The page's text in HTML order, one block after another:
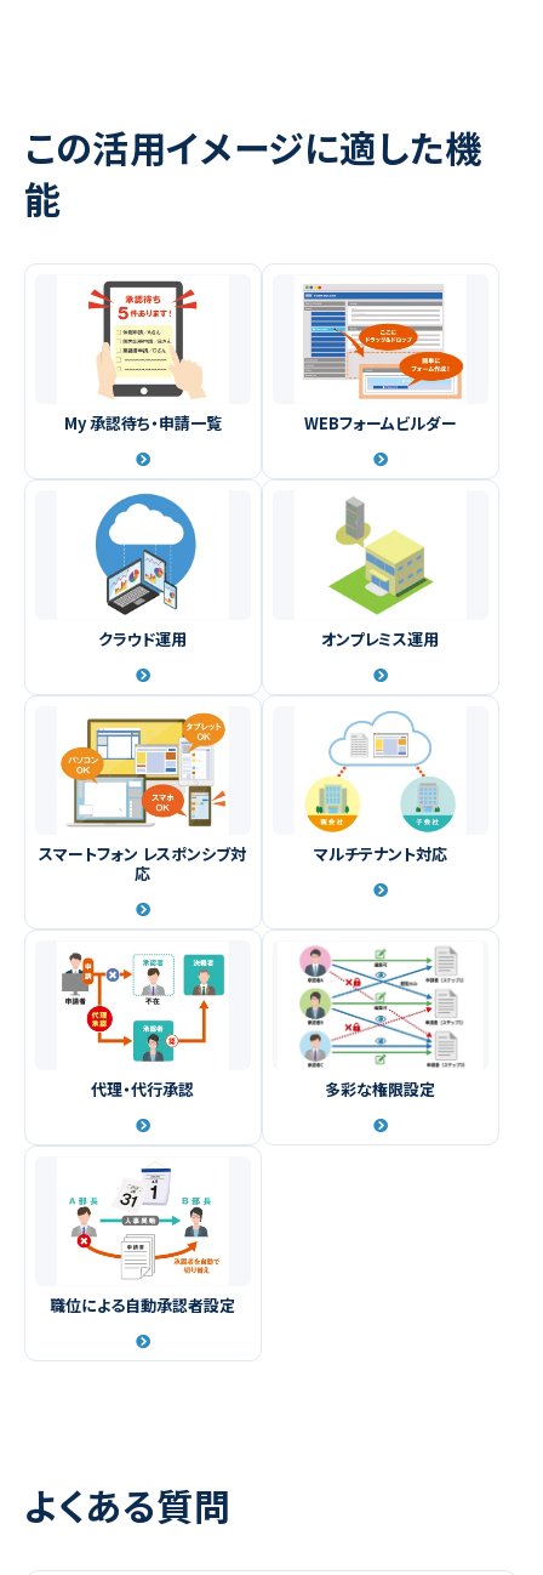
この活用イメージに適した機
能
My 承認待ち・申請一覧 WEBフォームビルダー
クラウド運用 オンプレミス運用
スマートフォン レスポンシブ対
応
マルチテナント対応
代理・代行承認 多彩な権限設定
職位による自動承認者設定
よくある質問